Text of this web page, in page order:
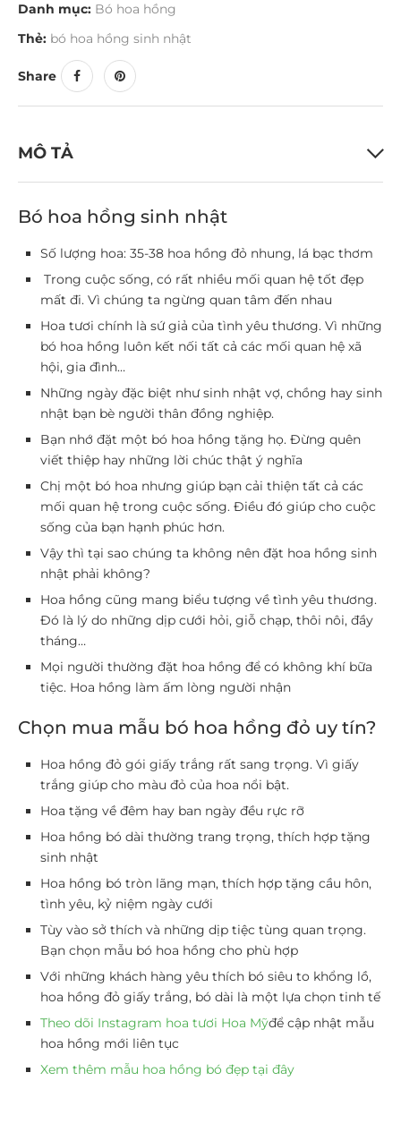
Danh mục: Bó hoa hồng
Thẻ: bó hoa hồng sinh nhật
Share
MÔ TẢ
Bó hoa hồng sinh nhật
Số lượng hoa: 35-38 hoa hồng đỏ nhung, lá bạc thơm
Trong cuộc sống, có rất nhiều mối quan hệ tốt đẹp
mất đi. Vì chúng ta ngừng quan tâm đến nhau
Hoa tươi chính là sứ giả của tình yêu thương. Vì những
bó hoa hồng luôn kết nối tất cả các mối quan hệ xã
hội, gia đình…
Những ngày đặc biệt như sinh nhật vợ, chồng hay sinh
nhật bạn bè người thân đồng nghiệp.
Bạn nhớ đặt một bó hoa hồng tặng họ. Đừng quên
viết thiệp hay những lời chúc thật ý nghĩa
Chị một bó hoa nhưng giúp bạn cải thiện tất cả các
mối quan hệ trong cuộc sống. Điều đó giúp cho cuộc
sống của bạn hạnh phúc hơn.
Vậy thì tại sao chúng ta không nên đặt hoa hồng sinh
nhật phải không?
Hoa hồng cũng mang biểu tượng về tình yêu thương.
Đó là lý do những dịp cưới hỏi, giỗ chạp, thôi nôi, đầy
tháng…
Mọi người thường đặt hoa hồng để có không khí bữa
tiệc. Hoa hồng làm ấm lòng người nhận
Chọn mua mẫu bó hoa hồng đỏ uy tín?
Hoa hồng đỏ gói giấy trắng rất sang trọng. Vì giấy
trắng giúp cho màu đỏ của hoa nổi bật.
Hoa tặng về đêm hay ban ngày đều rực rỡ
Hoa hồng bó dài thường trang trọng, thích hợp tặng
sinh nhật
Hoa hồng bó tròn lãng mạn, thích hợp tặng cầu hôn,
tình yêu, kỷ niệm ngày cưới
Tùy vào sở thích và những dịp tiệc tùng quan trọng.
Bạn chọn mẫu bó hoa hồng cho phù hợp
Với những khách hàng yêu thích bó siêu to khổng lồ,
hoa hồng đỏ giấy trắng, bó dài là một lựa chọn tinh tế
Theo dõi Instagram hoa tươi Hoa Mỹđể cập nhật mẫu
hoa hồng mới liên tục
Xem thêm mẫu hoa hồng bó đẹp tại đây